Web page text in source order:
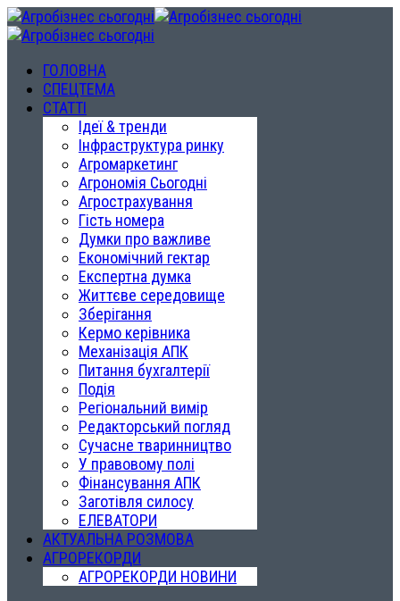
ГОЛОВНА
СПЕЦТЕМА
СТАТТІ
Ідеї & тренди
Інфраструктура ринку
Агромаркетинг
Агрономія Сьогодні
Агрострахування
Гість номера
Думки про важливе
Економічний гектар
Експертна думка
Життєве середовище
Зберігання
Кермо керівника
Механізація АПК
Питання бухгалтерії
Подія
Регіональний вимір
Редакторський погляд
Сучасне тваринництво
У правовому полі
Фінансування АПК
Заготівля силосу
ЕЛЕВАТОРИ
АКТУАЛЬНА РОЗМОВА
АГРОРЕКОРДИ
АГРОРЕКОРДИ НОВИНИ